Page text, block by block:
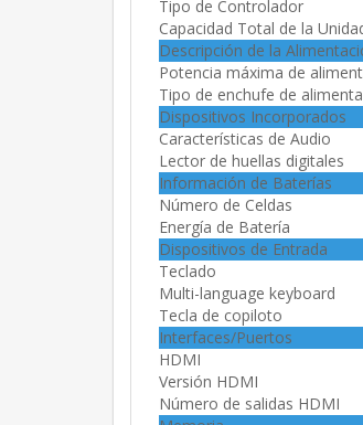
Tipo de Controlador
Capacidad Total de la
Descripción de la
Potencia máxima de
Tipo de enchufe de
Dispositivos Incorporados
Características de Audio
Lector de huellas digitales
Información de Baterías
Número de Celdas
Energía de Batería
Dispositivos de Entrada
Teclado
Multi-language keyboard
Tecla de copiloto
Interfaces/Puertos
HDMI
Versión HDMI
Número de salidas HDMI